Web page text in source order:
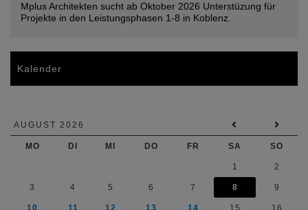
Mplus Architekten sucht ab Oktober 2026 Unterstüzung für
Projekte in den Leistungsphasen 1-8 in Koblenz.
Kalender
AUGUST 2026
MO DI MI DO FR SA SO
1 2
3 4 5 6 7 8 9
10 11 12 13 14 15 16